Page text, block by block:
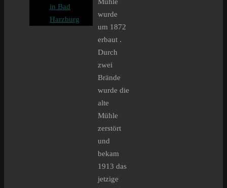
wurde
um 1872
erbaut .
Durch
zwei
Brände
wurde die
alte
Mühle
zerstört
und
bekam
1913 das
jetzige
in Bad
Harzburg